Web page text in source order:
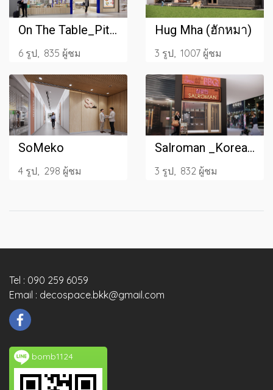
On The Table_Pitching
6 รูป, 835 ผู้ชม
Hug Mha (ฮักหมา)
3 รูป, 1007 ผู้ชม
SoMeko
4 รูป, 298 ผู้ชม
Salroman _Korean Town
3 รูป, 832 ผู้ชม
Tel : 090 259 6059
Email : decospace.bkk@gmail.com
bomb1124